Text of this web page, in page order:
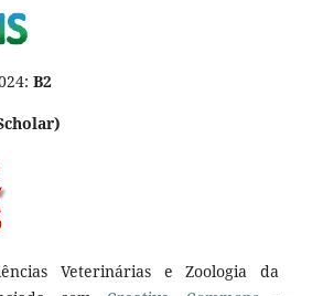
B2
Veterinárias e Zoologia da